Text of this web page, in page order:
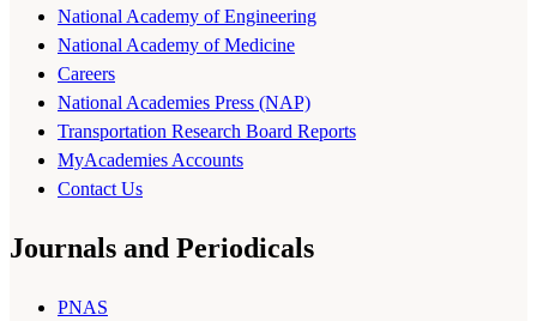
National Academy of Engineering
National Academy of Medicine
Careers
National Academies Press (NAP)
Transportation Research Board Reports
MyAcademies Accounts
Contact Us
Journals and Periodicals
PNAS